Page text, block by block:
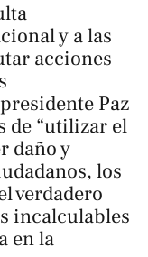
y a las
acciones
Paz
de “utilizar el
daño y
los
verdadero
incalculables
en la